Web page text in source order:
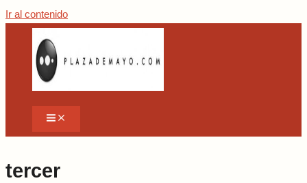
Ir al contenido
tercer